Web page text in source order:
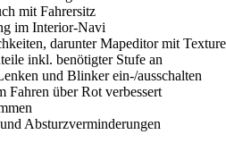
mit Fahrersitz
im Interior-Navi
darunter Mapeditor mit
inkl. benötigter Stufe an
und Blinker ein-/ausschalten
Fahren über Rot verbessert
Absturzverminderungen